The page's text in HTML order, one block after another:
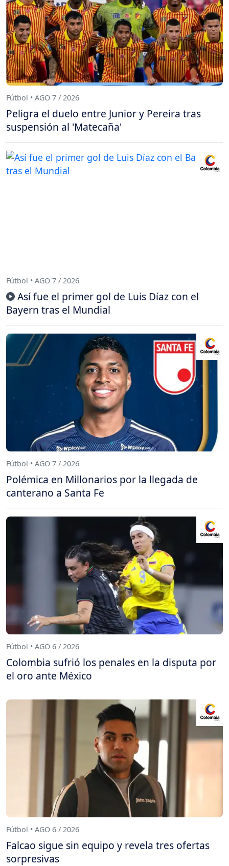
Fútbol • AGO 7 / 2026
Peligra el duelo entre Junior y Pereira tras
suspensión al 'Matecaña'
Fútbol • AGO 7 / 2026
Así fue el primer gol de Luis Díaz con el
Bayern tras el Mundial
Fútbol • AGO 7 / 2026
Polémica en Millonarios por la llegada de
canterano a Santa Fe
Fútbol • AGO 6 / 2026
Colombia sufrió los penales en la disputa por
el oro ante México
Fútbol • AGO 6 / 2026
Falcao sigue sin equipo y revela tres ofertas
sorpresivas